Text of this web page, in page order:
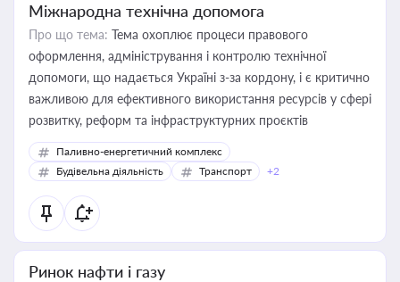
Міжнародна технічна допомога
Про що тема: Тема охоплює процеси правового
оформлення, адміністрування і контролю технічної
допомоги, що надається Україні з-за кордону, і є критично
важливою для ефективного використання ресурсів у сфері
розвитку, реформ та інфраструктурних проєктів
Паливно-енергетичний комплекс
Будівельна діяльність
Транспорт +2
Ринок нафти і газу